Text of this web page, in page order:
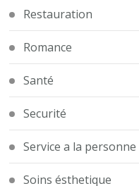
Restauration
Romance
Santé
Securité
Service a la personne
Soins ésthetique